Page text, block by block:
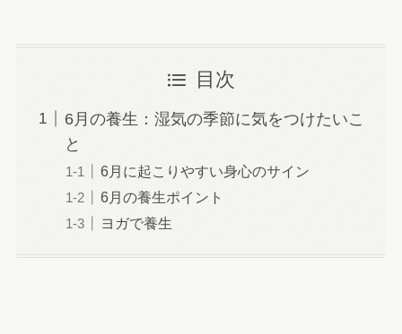
目次
6月の養生：湿気の季節に気をつけたいこ
と
6月に起こりやすい身心のサイン
6月の養生ポイント
ヨガで養生